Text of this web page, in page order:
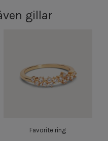
gillar
Favorite ring